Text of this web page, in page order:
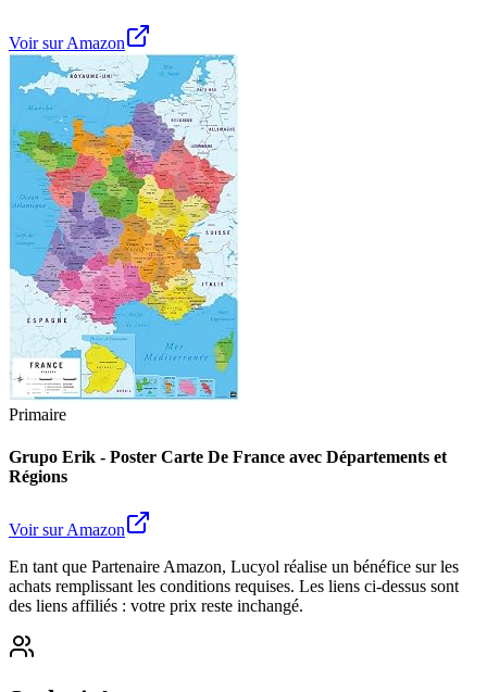
Voir sur Amazon
Primaire
Grupo Erik - Poster Carte De France avec Départements et
Régions
Voir sur Amazon
En tant que Partenaire Amazon, Lucyol réalise un bénéfice sur les
achats remplissant les conditions requises. Les liens ci-dessus sont
des liens affiliés : votre prix reste inchangé.